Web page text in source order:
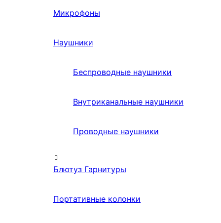
Микрофоны
Наушники
Беспроводные наушники
Внутриканальные наушники
Проводные наушники
Блютуз Гарнитуры
Портативные колонки